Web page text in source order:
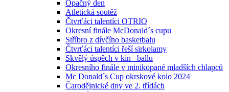
Opačný den
Atletická soutěž
Čtvrťáci talentíci OTRIO
Okresní finále McDonald´s cupu
Stříbro z dívčího basketbalu
Čtvrťáci talentíci řeší sirkolamy
Skvělý úspěch v kin –ballu
Okresního finále v minikopané mladších chlapců
Mc Donald´s Cup okrskové kolo 2024
Čarodějnické dny ve 2. třídách